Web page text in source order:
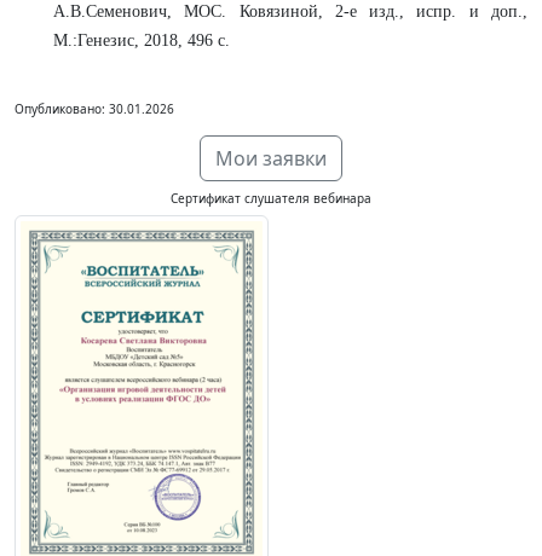
А.В.Семенович, МОС. Ковязиной, 2-е изд., испр. и доп.,
М.:Генезис, 2018, 496 с.
Опубликовано: 30.01.2026
Мои заявки
Сертификат слушателя вебинара